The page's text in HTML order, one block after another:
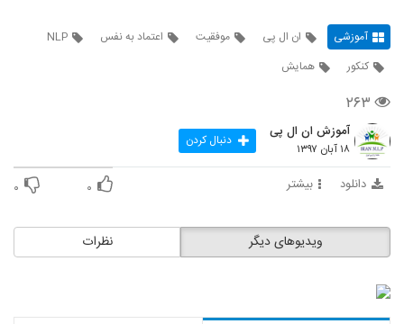
آموزشی ان ال پی موفقیت اعتماد به نفس
NLP
کنکور
همایش
۲۶۳
آموزش ان ال پی
۱۸ آبان ۱۳۹۷ دنبال کردن
دانلود بیشتر ۰ ۰
نظرات ویدیوهای دیگر